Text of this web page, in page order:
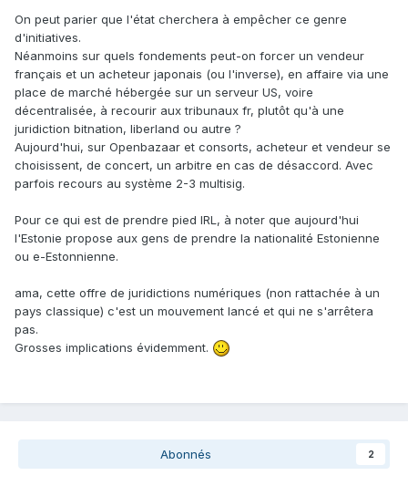
On peut parier que l'état cherchera à empêcher ce genre
d'initiatives.
Néanmoins sur quels fondements peut-on forcer un vendeur
français et un acheteur japonais (ou l'inverse), en affaire via une
place de marché hébergée sur un serveur US, voire
décentralisée, à recourir aux tribunaux fr, plutôt qu'à une
juridiction bitnation, liberland ou autre ?
Aujourd'hui, sur Openbazaar et consorts, acheteur et vendeur se
choisissent, de concert, un arbitre en cas de désaccord. Avec
parfois recours au système 2-3 multisig.
Pour ce qui est de prendre pied IRL, à noter que aujourd'hui
l'Estonie propose aux gens de prendre la nationalité Estonienne
ou e-Estonnienne.
ama, cette offre de juridictions numériques (non rattachée à un
pays classique) c'est un mouvement lancé et qui ne s'arrêtera
pas.
Grosses implications évidemment.
Abonnés 2